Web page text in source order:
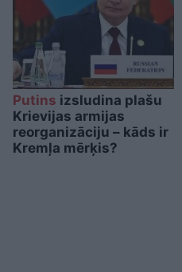
Putins izsludina plašu
Krievijas armijas
reorganizāciju – kāds ir
Kremļa mērķis?